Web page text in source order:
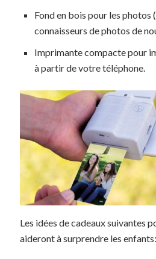
Fond en bois pour les photos
connaisseurs de photos de
Imprimante compacte pour
à partir de votre téléphone.
Les idées de cadeaux suivantes
aideront à surprendre les enfants: